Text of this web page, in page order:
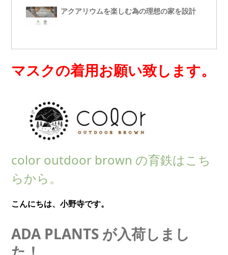
アクアリウムを楽しむ為の理想の家を設計
マスクの着用お願い致します。
color outdoor brown の育鉄はこち
らから。
こんにちは、小野寺です。
ADA PLANTS が入荷しまし